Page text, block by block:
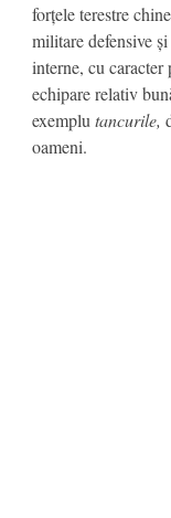
forțele terestre
militare defensive
interne, cu
echipare relativ
exemplu tancurile,
oameni.